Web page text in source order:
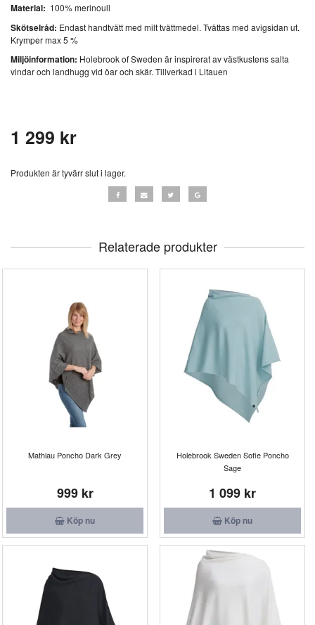
Material: 100% merinoull
Skötselråd: Endast handtvätt med milt tvättmedel. Tvättas med avigsidan ut.
Krymper max 5 %
Miljöinformation: Holebrook of Sweden är inspirerat av västkustens salta
vindar och landhugg vid öar och skär. Tillverkad i Litauen
1 299 kr
Produkten är tyvärr slut i lager.
Relaterade produkter
Mathlau Poncho Dark Grey
999 kr
Köp nu
Holebrook Sweden Sofie Poncho
Sage
1 099 kr
Köp nu